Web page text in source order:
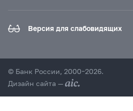
Версия для слабовидящих
© Банк России, 2000–2026.
Дизайн сайта —